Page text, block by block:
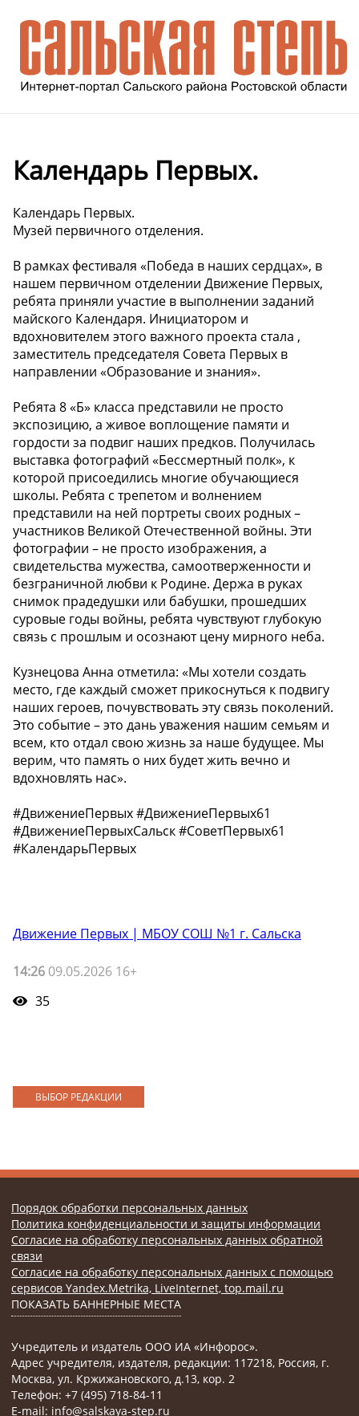
Календарь Первых.
Календарь Первых.
Музей первичного отделения.
В рамках фестиваля «Победа в наших сердцах», в
нашем первичном отделении Движение Первых,
ребята приняли участие в выполнении заданий
майского Календаря. Инициатором и
вдохновителем этого важного проекта стала ,
заместитель председателя Совета Первых в
направлении «Образование и знания».
Ребята 8 «Б» класса представили не просто
экспозицию, а живое воплощение памяти и
гордости за подвиг наших предков. Получилась
выставка фотографий «Бессмертный полк», к
которой присоедились многие обучающиеся
школы. Ребята с трепетом и волнением
представили на ней портреты своих родных –
участников Великой Отечественной войны. Эти
фотографии – не просто изображения, а
свидетельства мужества, самоотверженности и
безграничной любви к Родине. Держа в руках
снимок прадедушки или бабушки, прошедших
суровые годы войны, ребята чувствуют глубокую
связь с прошлым и осознают цену мирного неба.
Кузнецова Анна отметила: «Мы хотели создать
место, где каждый сможет прикоснуться к подвигу
наших героев, почувствовать эту связь поколений.
Это событие – это дань уважения нашим семьям и
всем, кто отдал свою жизнь за наше будущее. Мы
верим, что память о них будет жить вечно и
вдохновлять нас».
#ДвижениеПервых #ДвижениеПервых61
#ДвижениеПервыхСальск #СоветПервых61
#КалендарьПервых
Движение Первых | МБОУ СОШ №1 г. Сальска
14:26 09.05.2026 16+
35
ВЫБОР РЕДАКЦИИ
Порядок обработки персональных данных
Политика конфиденциальности и защиты информации
Согласие на обработку персональных данных обратной
связи
Согласие на обработку персональных данных с помощью
сервисов Yandex.Metrika, LiveInternet, top.mail.ru
ПОКАЗАТЬ БАННЕРНЫЕ МЕСТА
Учредитель и издатель ООО ИА «Инфорос».
Адрес учредителя, издателя, редакции: 117218, Россия, г.
Москва, ул. Кржижановского, д.13, кор. 2
Телефон: +7 (495) 718-84-11
E-mail: info@salskaya-step.ru